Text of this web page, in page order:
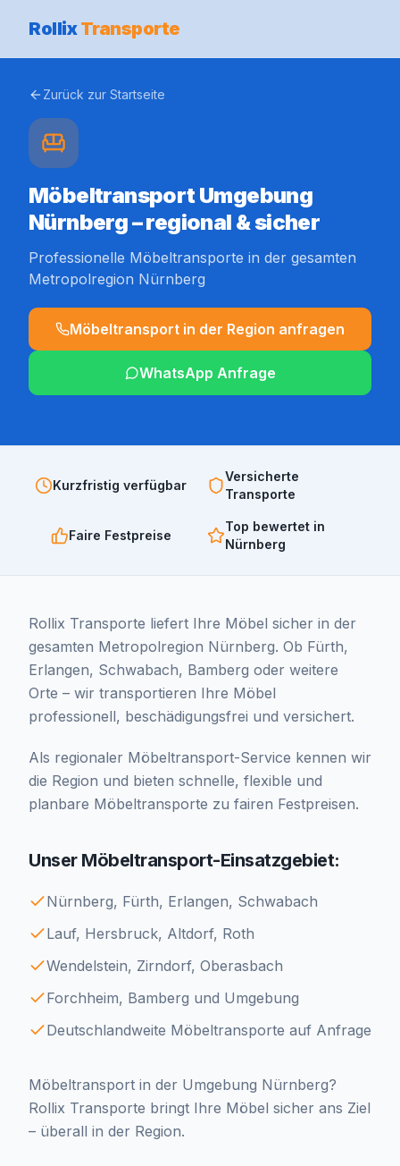
Rollix Transporte
Zurück zur Startseite
Möbeltransport Umgebung
Nürnberg – regional & sicher
Professionelle Möbeltransporte in der gesamten
Metropolregion Nürnberg
Möbeltransport in der Region anfragen
WhatsApp Anfrage
Kurzfristig verfügbar
Versicherte
Transporte
Faire Festpreise
Top bewertet in
Nürnberg
Rollix Transporte liefert Ihre Möbel sicher in der
gesamten Metropolregion Nürnberg. Ob Fürth,
Erlangen, Schwabach, Bamberg oder weitere
Orte – wir transportieren Ihre Möbel
professionell, beschädigungsfrei und versichert.
Als regionaler Möbeltransport-Service kennen wir
die Region und bieten schnelle, flexible und
planbare Möbeltransporte zu fairen Festpreisen.
Unser Möbeltransport-Einsatzgebiet:
Nürnberg, Fürth, Erlangen, Schwabach
Lauf, Hersbruck, Altdorf, Roth
Wendelstein, Zirndorf, Oberasbach
Forchheim, Bamberg und Umgebung
Deutschlandweite Möbeltransporte auf Anfrage
Möbeltransport in der Umgebung Nürnberg?
Rollix Transporte bringt Ihre Möbel sicher ans Ziel
– überall in der Region.